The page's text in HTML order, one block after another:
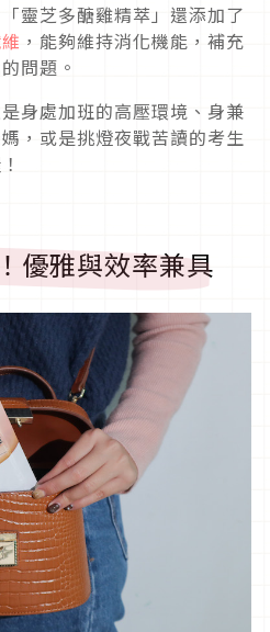
靈芝多醣雞精萃」還添加了
，能夠維持消化機能，補充
問題。
身處加班的高壓環境、身兼
，或是挑燈夜戰苦讀的考生
優雅與效率兼具